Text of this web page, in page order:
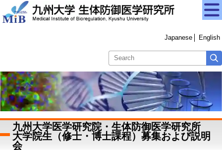
Japanese English
九州大学医学研究院・生体防御医学研究所
大学院生（修士・博士課程）募集および説明
会